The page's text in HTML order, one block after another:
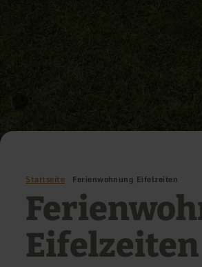
Startseite Ferienwohnung Eifelzeiten
Eifelzeiten